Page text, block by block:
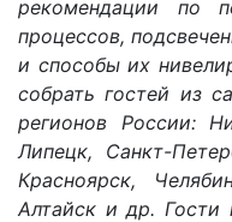
рекомендации по
процессов,
и способы их
собрать гостей из
регионов России:
Липецк, Санкт-
Красноярск,
Алтайск и др. Гости